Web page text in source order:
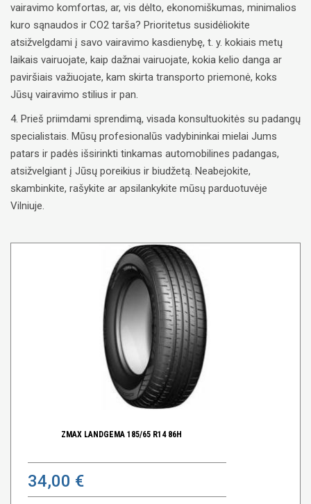
vairavimo komfortas, ar, vis dėlto, ekonomiškumas, minimalios
kuro sąnaudos ir CO2 tarša? Prioritetus susidėliokite
atsižvelgdami į savo vairavimo kasdienybę, t. y. kokiais metų
laikais vairuojate, kaip dažnai vairuojate, kokia kelio danga ar
paviršiais važiuojate, kam skirta transporto priemonė, koks
Jūsų vairavimo stilius ir pan.
4. Prieš priimdami sprendimą, visada konsultuokitės su padangų
specialistais. Mūsų profesionalūs vadybininkai mielai Jums
patars ir padės išsirinkti tinkamas automobilines padangas,
atsižvelgiant į Jūsų poreikius ir biudžetą. Neabejokite,
skambinkite, rašykite ar apsilankykite mūsų parduotuvėje
Vilniuje.
ZMAX LANDGEMA 185/65 R14 86H
34,00 €